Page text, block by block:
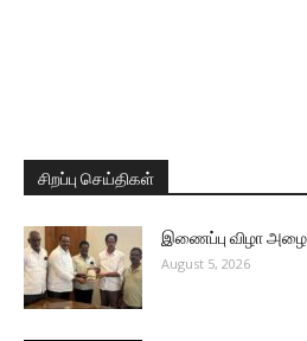
சிறப்பு செய்திகள்
இணைப்பு விழா
August 5, 2026